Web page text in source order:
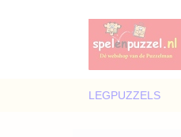
LEGPUZZELS